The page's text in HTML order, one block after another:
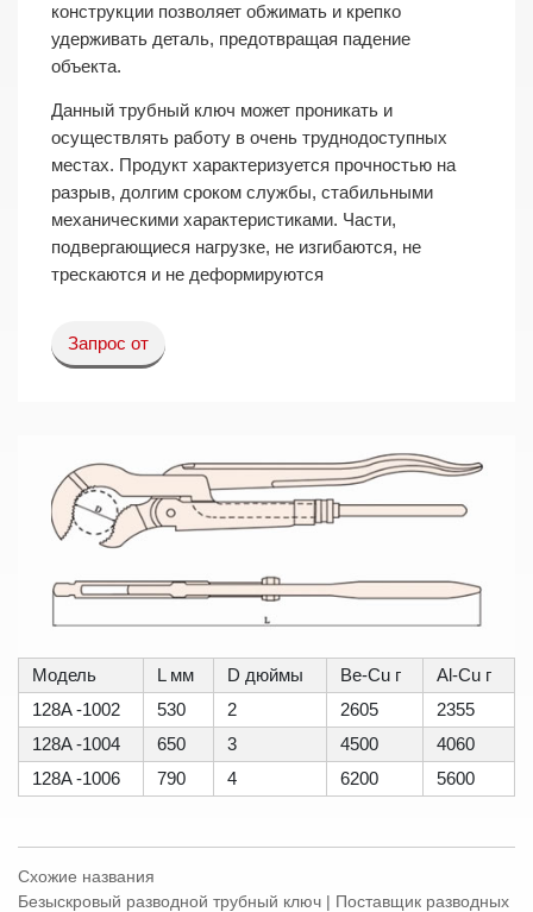
конструкции позволяет обжимать и крепко
удерживать деталь, предотвращая падение
объекта.
Данный трубный ключ может проникать и
осуществлять работу в очень труднодоступных
местах. Продукт характеризуется прочностью на
разрыв, долгим сроком службы, стабильными
механическими характеристиками. Части,
подвергающиеся нагрузке, не изгибаются, не
трескаются и не деформируются
Запрос от
Модель L мм D дюймы Be-Cu г
Al-Cu г
128A -1002
530 2 2605
2355
128A -1004
650 3 4500
4060
128A -1006
790 4 6200 5600
Схожие названия
Безыскровый разводной трубный ключ | Поставщик разводных